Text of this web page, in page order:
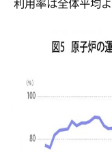
利用率は全体平均よ